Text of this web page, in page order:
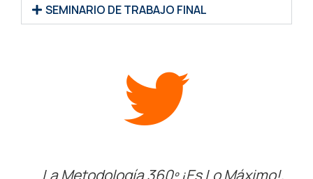
SEMINARIO DE TRABAJO FINAL
La Metodología 360º ¡es Lo Máximo!,